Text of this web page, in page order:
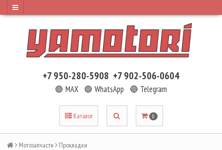
+7 950-280-5908 +7 902-506-0604
🟢 MAX 🟢 WhatsApp 🔵 Telegram
Каталог 0
Мотозапчасти Прокладки